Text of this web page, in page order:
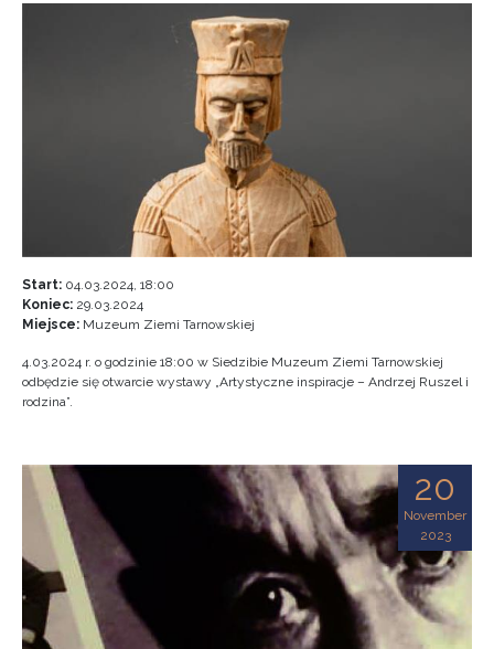
Start: 04.03.2024, 18:00
Koniec: 29.03.2024
Miejsce: Muzeum Ziemi Tarnowskiej
4.03.2024 r. o godzinie 18:00 w Siedzibie Muzeum Ziemi Tarnowskiej
odbędzie się otwarcie wystawy „Artystyczne inspiracje – Andrzej Ruszel i
rodzina”.
20
November
2023